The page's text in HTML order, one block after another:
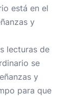
está en el
y
lecturas de
se
y
para que